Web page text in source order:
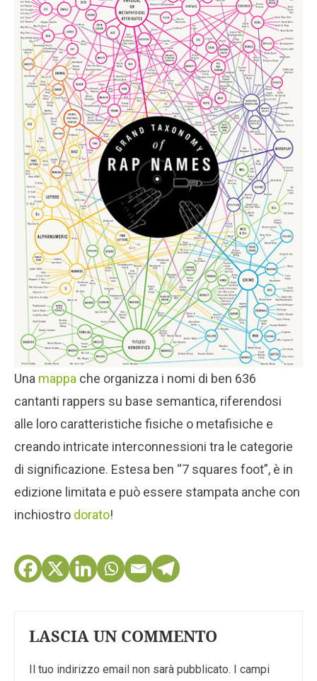
Una mappa che organizza i nomi di ben 636
cantanti rappers su base semantica, riferendosi
alle loro caratteristiche fisiche o metafisiche e
creando intricate interconnessioni tra le categorie
di significazione. Estesa ben “7 squares foot”, è in
edizione limitata e può essere stampata anche con
inchiostro dorato!
LASCIA UN COMMENTO
Il tuo indirizzo email non sarà pubblicato.
I campi